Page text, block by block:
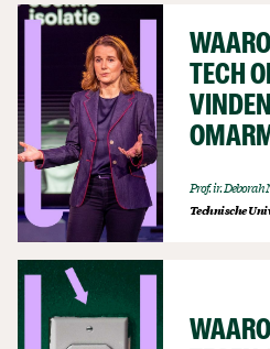
TECH
Prof. ir. Deborah
Technische